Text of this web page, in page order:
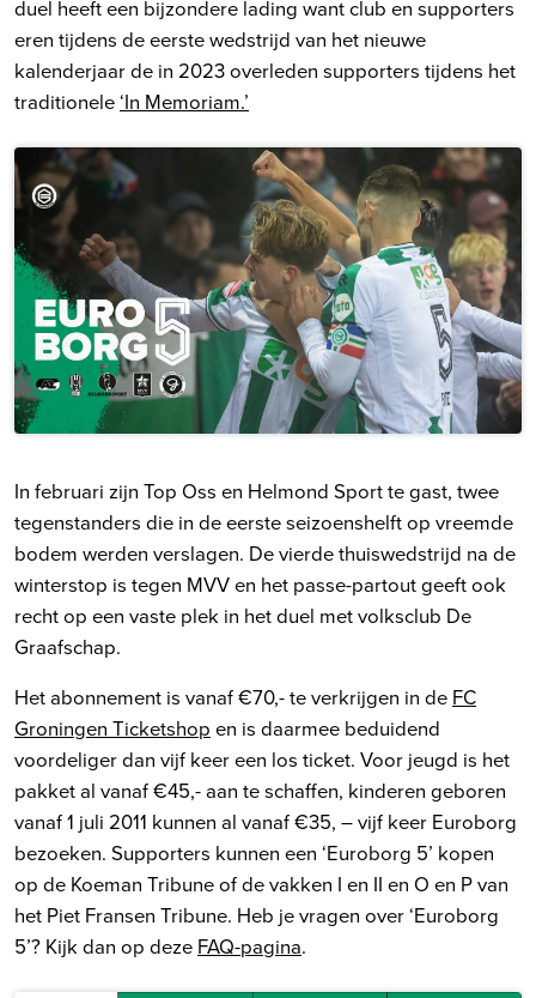
duel heeft een bijzondere lading want club en supporters
eren tijdens de eerste wedstrijd van het nieuwe
kalenderjaar de in 2023 overleden supporters tijdens het
traditionele‘In Memoriam.’
In februari zijn Top Oss en Helmond Sport te gast, twee
tegenstanders die in de eerste seizoenshelft op vreemde
bodem werden verslagen. De vierde thuiswedstrijd na de
winterstop is tegen MVV en het passe-partout geeft ook
recht op een vaste plek in het duel met volksclub De
Graafschap.
Het abonnement is vanaf €70,- te verkrijgen in de FC
Groningen Ticketshop en is daarmee beduidend
voordeliger dan vijf keer een los ticket. Voor jeugd is het
pakket al vanaf €45,- aan te schaffen, kinderen geboren
vanaf 1 juli 2011 kunnen al vanaf €35, – vijf keer Euroborg
bezoeken. Supporters kunnen een ‘Euroborg 5’ kopen
op de Koeman Tribune of de vakken I en II en O en P van
het Piet Fransen Tribune. Heb je vragen over ‘Euroborg
5’? Kijk dan op deze FAQ-pagina.